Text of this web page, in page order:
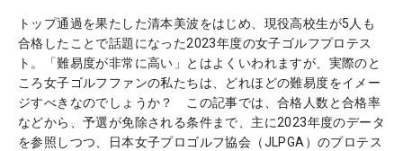
トップ通過を果たした清本美波をはじめ、現役高校生が5人も
合格したことで話題になった2023年度の女子ゴルフプロテス
ト。「難易度が非常に高い」とはよくいわれますが、実際のと
ころ女子ゴルフファンの私たちは、どれほどの難易度をイメー
ジすべきなのでしょうか？ この記事では、合格人数と合格率
などから、予選が免除される条件まで、主に2023年度のデータ
を参照しつつ、日本女子プロゴルフ協会（JLPGA）のプロテス